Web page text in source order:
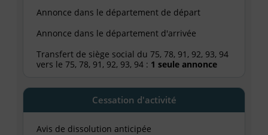
Annonce dans le département de départ
Annonce dans le département d'arrivée
Transfert de siège social du 75, 78, 91, 92, 93, 94
vers le 75, 78, 91, 92, 93, 94 : 1 seule annonce
Cessation d'activité
Avis de dissolution anticipée